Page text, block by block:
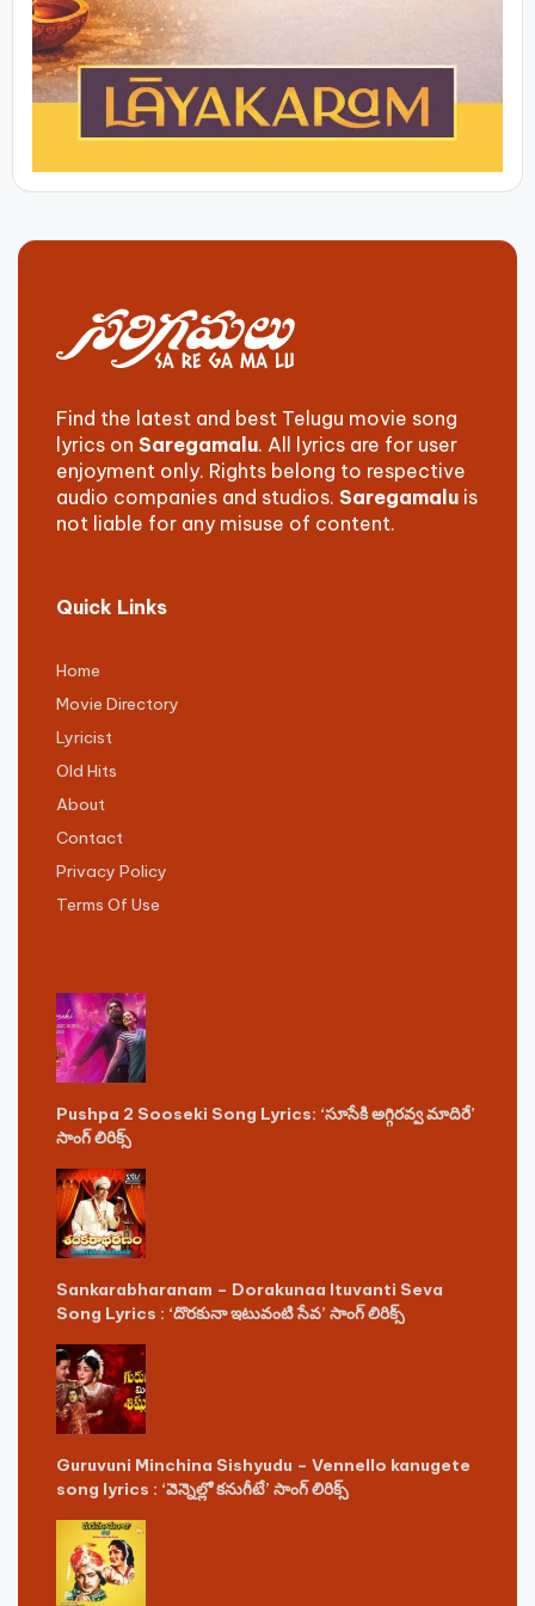
Find the latest and best Telugu movie song
lyrics onSaregamalu. All lyrics are for user
enjoyment only. Rights belong to respective
audio companies and studios.Saregamalu is
not liable for any misuse of content.
Quick Links
Home
Movie Directory
Lyricist
Old Hits
About
Contact
Privacy Policy
Terms Of Use
Pushpa 2 Sooseki Song Lyrics: ‘సూసేకి అగ్గిరవ్వ మాదిరే’
సాంగ్ లిరిక్స్
Sankarabharanam – Dorakunaa Ituvanti Seva
Song Lyrics : ‘దొరకునా ఇటువంటి సేవ’ సాంగ్ లిరిక్స్
Guruvuni Minchina Sishyudu – Vennello kanugete
song lyrics : ‘వెన్నెల్లో కనుగీటే’ సాంగ్ లిరిక్స్